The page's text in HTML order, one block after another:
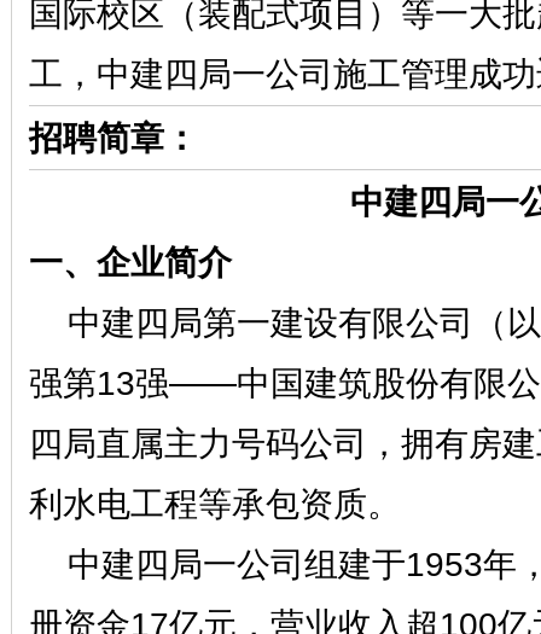
国际校区（装配式项目）等一大
工，中建四局一公司施工管理成
招聘简章：
中建四局一
一、企业简介
中建四局第一建设有限公司（
强第13强——中国建筑股份有限公
四局直属主力号码公司，拥有房
利水电工程等承包资质。
中建四局一公司组建于1953年
册资金17亿元，营业收入超100